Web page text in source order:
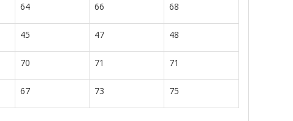
64 66 68
45 47 48
70 71 71
67 73 75